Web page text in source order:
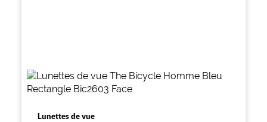
Lunettes de vue